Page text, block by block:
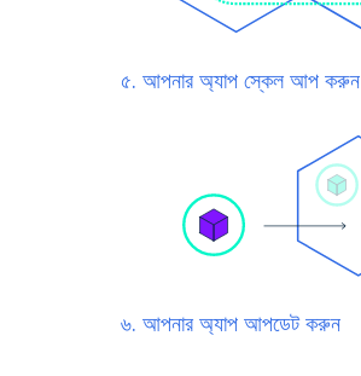
৫. আপনার অ্যাপ স্কেল আপ করুন
৬. আপনার অ্যাপ আপডেট করুন